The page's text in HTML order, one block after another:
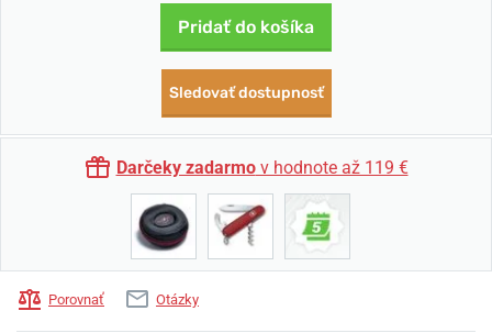
Pridať do košíka
Sledovať dostupnosť
Darčeky zadarmov hodnote až 119 €
Porovnať Otázky